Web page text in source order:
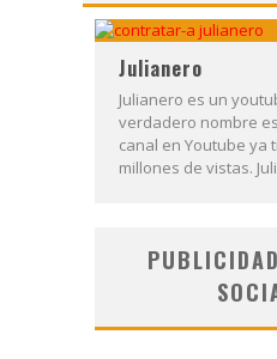
Los
Julianero
Julianero es un
verdadero nombre
canal en Youtube ya
millones de vistas.